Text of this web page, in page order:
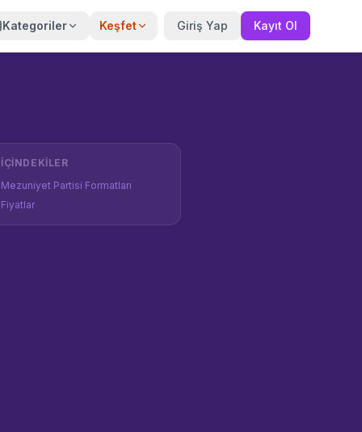
Kategoriler Keşfet Giriş Yap Kayıt Ol
İÇINDEKILER
Mezuniyet Partisi Formatları
Fiyatlar